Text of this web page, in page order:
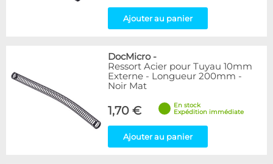
Ajouter au panier
DocMicro-
Ressort Acier pour Tuyau 10mm
Externe - Longueur 200mm -
Noir Mat
1,70 €
En stock
Expédition immédiate
Ajouter au panier